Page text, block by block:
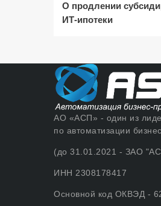
О продлении
ИТ-ипотеки
АО «АСП» - один из
по автоматизации
(до 31.01.2021 - ЗАО
ИНН 2308178417
Основной код ОКВЭД -